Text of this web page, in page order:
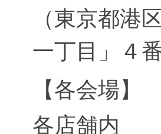
（東京都港
一丁目」４
【各会場】
各店舗内